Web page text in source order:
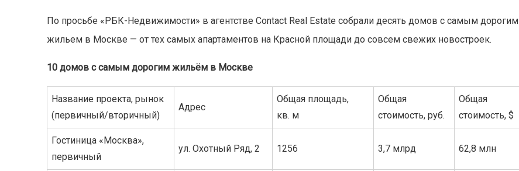
По просьбе «РБК-Недвижимости» в агентстве Contact Real Estate собрали десять домов с самым дорогим
жильем в Москве — от тех самых апартаментов на Красной площади до совсем свежих новостроек.
10 домов с самым дорогим жильём в Москве
Название проекта, рынок
(первичный/вторичный)
Адрес
Общая площадь,
кв. м
Общая
стоимость, руб.
Общая
стоимость, $
Гостиница «Москва»,
первичный
ул. Охотный Ряд, 2 1256 3,7 млрд 62,8 млн